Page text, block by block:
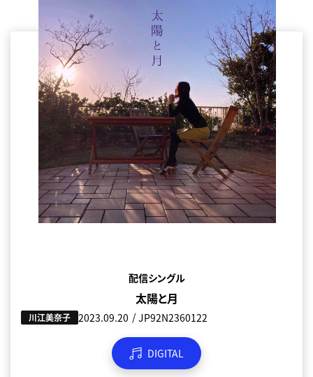
配信シングル
太陽と月
川江美奈子 2023.09.20 JP92N2360122
DIGITAL